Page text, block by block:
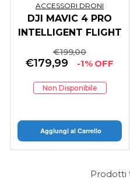
ACCESSORI DRONI
DJI MAVIC 4 PRO
INTELLIGENT FLIGHT
€199,00
€179,99 -1% OFF
Non Disponibile
Aggiungi al Carrello
Prodotti